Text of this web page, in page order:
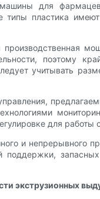
для
типы пластика
поэтому
учитывать
для
и непрерывного
поддержки,
экструзионных